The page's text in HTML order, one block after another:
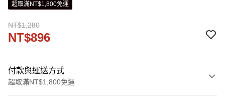
超取滿NT$1,800免運
NT$1,280
NT$896
付款與運送方式
超取滿NT$1,800免運